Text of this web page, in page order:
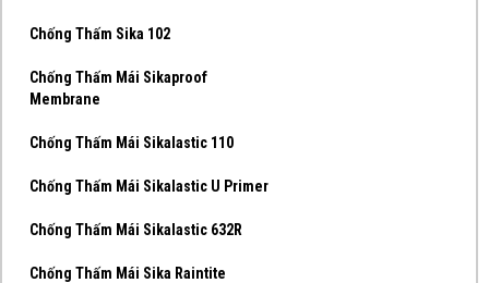
Chống Thấm Sika 102
Chống Thấm Mái Sikaproof
Membrane
Chống Thấm Mái Sikalastic 110
Chống Thấm Mái Sikalastic U Primer
Chống Thấm Mái Sikalastic 632R
Chống Thấm Mái Sika Raintite